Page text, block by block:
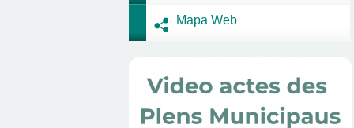
Mapa Web